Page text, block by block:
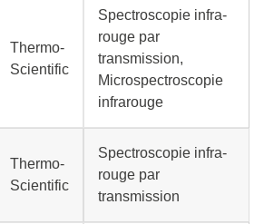
Thermo-
Scientific
Spectroscopie infra-
rouge par
transmission,
Microspectroscopie
infrarouge
Thermo-
Scientific
Spectroscopie infra-
rouge par
transmission